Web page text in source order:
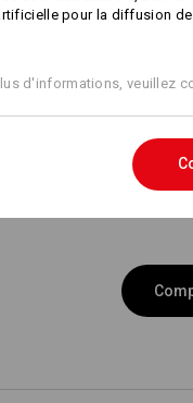
11
autres caractéristiques
pour la diffusion
d'informations, veuillez